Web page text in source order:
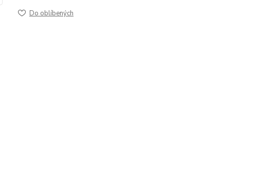
Do oblíbených